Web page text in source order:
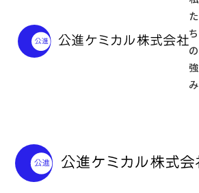
た
ち
の
強
み